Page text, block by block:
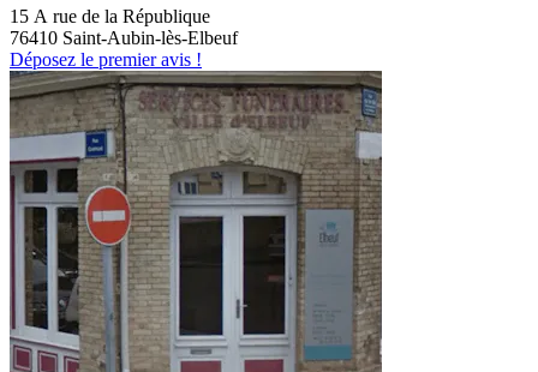
15 A rue de la République
76410 Saint-Aubin-lès-Elbeuf
Déposez le premier avis !